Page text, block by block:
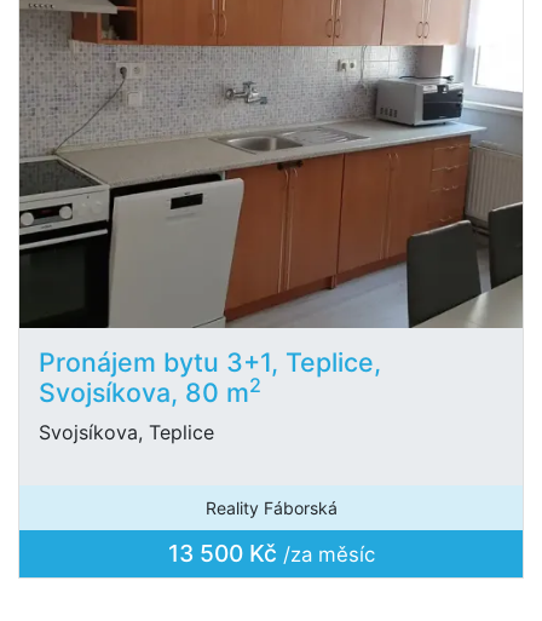
Pronájem bytu 3+1, Teplice,
Svojsíkova, 80 m2
Svojsíkova, Teplice
Reality Fáborská
13 500 Kč /za měsíc